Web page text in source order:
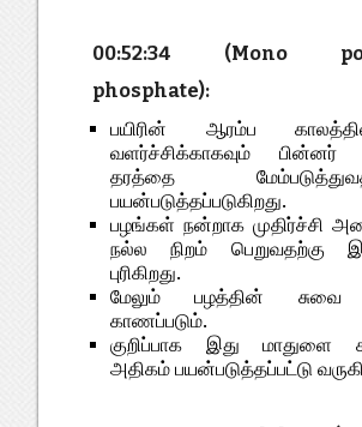
00:52:34 (Mono
phosphate):
பயிரின் ஆரம்ப
வளர்ச்சிக்காகவும் பின்னர்
தரத்தை
பயன்படுத்தப்படுகிறது.
பழங்கள் நன்றாக முதிர்ச்சி
நல்ல நிறம் பெறுவதற்கு
புரிகிறது.
மேலும் பழத்தின் சுவை
காணப்படும்.
குறிப்பாக இது மாதுளை
அதிகம் பயன்படுத்தப்பட்டு